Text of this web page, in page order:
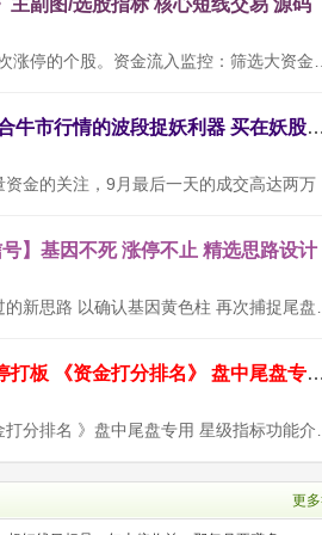
副图/选股指标 核心短线交易 源码
使用方法：连续涨停筛选：关注短期内
通达信【三浪捉妖】主副图/选股预警 适合牛市行情的波段捉妖利器 买在妖股启动点
】基因不死 涨停不止 精选思路设计
设计思路：以涨停的思路
通达信【九封至尊】超级盘中资金版 涨停打板 《资金打分排名》 盘中尾盘专用 星级指标
【九封至尊】超级盘中资
更